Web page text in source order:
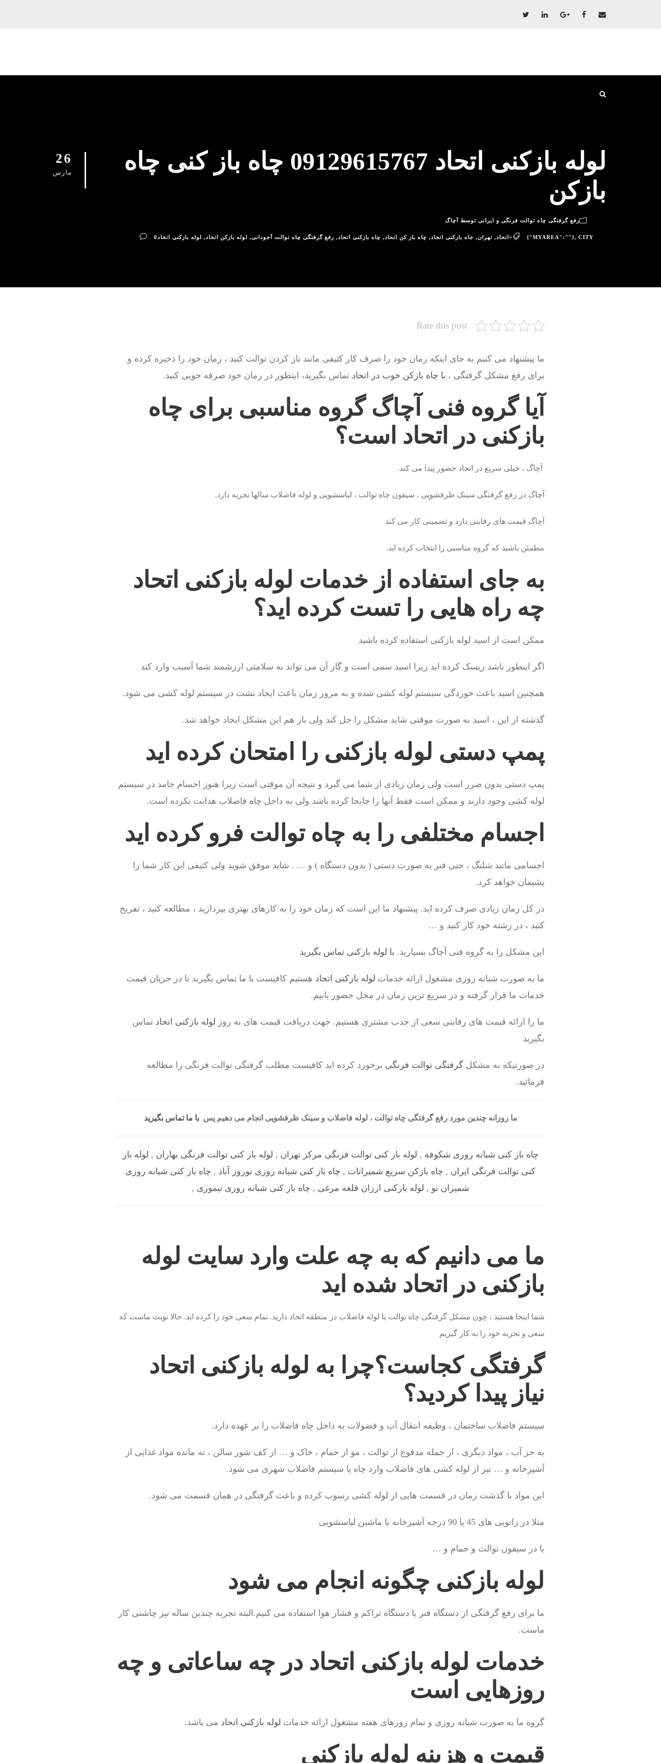
26
مارس
لوله بازکنی اتحاد 09129615767 چاه باز کنی چاه
بازکن
رفع گرفتگی چاه توالت فرنگی و ایرانی توسط آچاگ
{"MYAREA":""}, CITY=اتحاد , تهران, جاه بازکنی اتحاد, چاه باز کن اتحاد, چاه بازکنی اتحاد, رفع گرفتگی چاه توالت آجودانی, لوله بازکن اتحاد, لوله بازکنی اتحاد0
Rate this post
ما پیشنهاد می کنیم به جای اینکه زمان خود را صرف کار کثیفی مانند باز کردن توالت کنید ، زمان خود را ذخیره کرده و
برای رفع مشکل گرفتگی ، با چاه بازکن خوب در اتحاد تماس بگیرید، اینطور در زمان خود صرفه جویی کنید.
آیا گروه فنی آچاگ گروه مناسبی برای چاه
بازکنی در اتحاد است؟
آچاگ ، خیلی سریع در اتحاد حضور پیدا می کند.
آچاگ در رفع گرفتگی سینک ظرفشویی ، سیفون چاه توالت ، لباسشویی و لوله فاضلاب سالها تجربه دارد.
آچاگ قیمت های رقابتی دارد و تضمینی کار می کند
مطمئن باشید که گروه مناسبی را انتخاب کرده اید.
به جای استفاده از خدمات لوله بازکنی اتحاد
چه راه هایی را تست کرده اید؟
ممکن است از اسید لوله بازکنی استفاده کرده باشید
اگر اینطور باشد ریسک کرده اید زیرا اسید سمی است و گاز آن می تواند به سلامتی ارزشمند شما آسیب وارد کند
همچنین اسید باعث خوردگی سیستم لوله کشی شده و به مرور زمان باعث ایجاد نشت در سیستم لوله کشی می شود.
گذشته از این ، اسید به صورت موقتی شاید مشکل را حل کند ولی باز هم این مشکل ایجاد خواهد شد.
پمپ دستی لوله بازکنی را امتحان کرده اید
پمپ دستی بدون ضرر است ولی زمان زیادی از شما می گیرد و نتیجه آن موقتی است زیرا هنوز اجسام جامد در سیستم
لوله کشی وجود دارند و ممکن است فقط آنها را جابجا کرده باشد.ولی به داخل چاه فاضلاب هدایت نکرده است.
اجسام مختلفی را به چاه توالت فرو کرده اید
اجسامی مانند شلنگ ، حتی فنر به صورت دستی ( بدون دستگاه ) و … . شاید موفق شوید ولی کثیفی این کار شما را
پشیمان خواهد کرد.
در کل زمان زیادی صرف کرده اید. پیشنهاد ما این است که زمان خود را به کارهای بهتری بپردازید ، مطالعه کنید ، تفریح
کنید ، در رشته خود کار کنید و …
این مشکل را به گروه فنی آچاگ بسپارید. با لوله بازکنی تماس بگیرید
ما به صورت شبانه روزی مشغول ارائه خدمات لوله بازکنی اتحاد هستیم کافیست با ما تماس بگیرید تا در جریان قیمت
خدمات ما قرار گرفته و در سریع ترین زمان در محل حضور یابیم.
ما را ارائه قیمت های رقابتی سعی از جذب مشتری هستیم. جهت دریافت قیمت های به روز لوله بازکنی اتحاد تماس
بگیرید
در صورتیکه به مشکل گرفتگی توالت فرنگی برخورد کرده اید کافیست مطلب گرفتگی توالت فرنگی را مطالعه
فرمائید.
ما روزانه چندین مورد رفع گرفتگی چاه توالت ، لوله فاضلاب و سینک ظرفشویی انجام می دهیم پسبا ما تماس بگیرید
چاه باز کنی شبانه روزی شکوفه , لوله باز کنی توالت فرنگی مرکز تهران , لوله باز کنی توالت فرنگی بهاران , لوله باز
کنی توالت فرنگی ایران , چاه بازکن سریع شمیرانات , چاه باز کنی شبانه روزی نوروز آباد , چاه باز کنی شبانه روزی
شمیران نو , لوله بازکنی ارزان قلعه مرغی , چاه باز کنی شبانه روزی تیموری ,
ما می دانیم که به چه علت وارد سایت لوله
بازکنی در اتحاد شده اید
شما اینجا هستید ، چون مشکل گرفتگی چاه توالت یا لوله فاضلاب در منطقه اتحاد دارید. تمام سعی خود را کرده اید. حالا نوبت ماست که
سعی و تجربه خود را به کار گیریم
گرفتگی کجاست؟چرا به لوله بازکنی اتحاد
نیاز پیدا کردید؟
سیستم فاضلاب ساختمان ، وظیفه انتقال آب و فضولات به داخل چاه فاضلاب را بر عهده دارد.
به جز آب ، مواد دیگری ، از جمله مدفوع از توالت ، مو از حمام ، خاک و … از کف شور سالن ، ته مانده مواد غذایی از
آشپزخانه و … نیز از لوله کشی های فاضلاب وارد چاه یا سیستم فاضلاب شهری می شود.
این مواد با گذشت زمان در قسمت هایی از لوله کشی رسوب کرده و باعث گرفتگی در همان قسمت می شود.
مثلا در زانویی های 45 یا 90 درجه آشپزخانه یا ماشین لباسشویی
یا در سیفون توالت و حمام و …
لوله بازکنی چگونه انجام می شود
ما برای رفع گرفتگی از دستگاه فنر یا دستگاه تراکم و فشار هوا استفاده می کنیم.البته تجربه چندین ساله نیز چاشنی کار
ماست.
خدمات لوله بازکنی اتحاد در چه ساعاتی و چه
روزهایی است
گروه ما به صورت شبانه روزی و تمام روزهای هفته مشغول ارائه خدمات لوله بازکنی اتحاد می باشد.
قیمت و هزینه لوله بازکنی